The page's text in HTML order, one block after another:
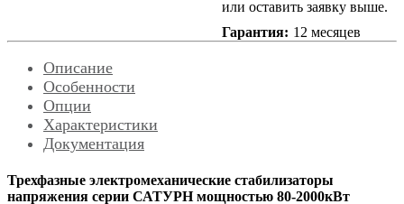
или оставить заявку выше.
Гарантия: 12 месяцев
Описание
Особенности
Опции
Характеристики
Документация
Трехфазные электромеханические стабилизаторы
напряжения серии САТУРН мощностью 80-2000кВт